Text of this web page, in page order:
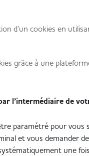
d’un cookies en
grâce à une
l’intermédiaire de
paramétré pour vous
et vous demander
une